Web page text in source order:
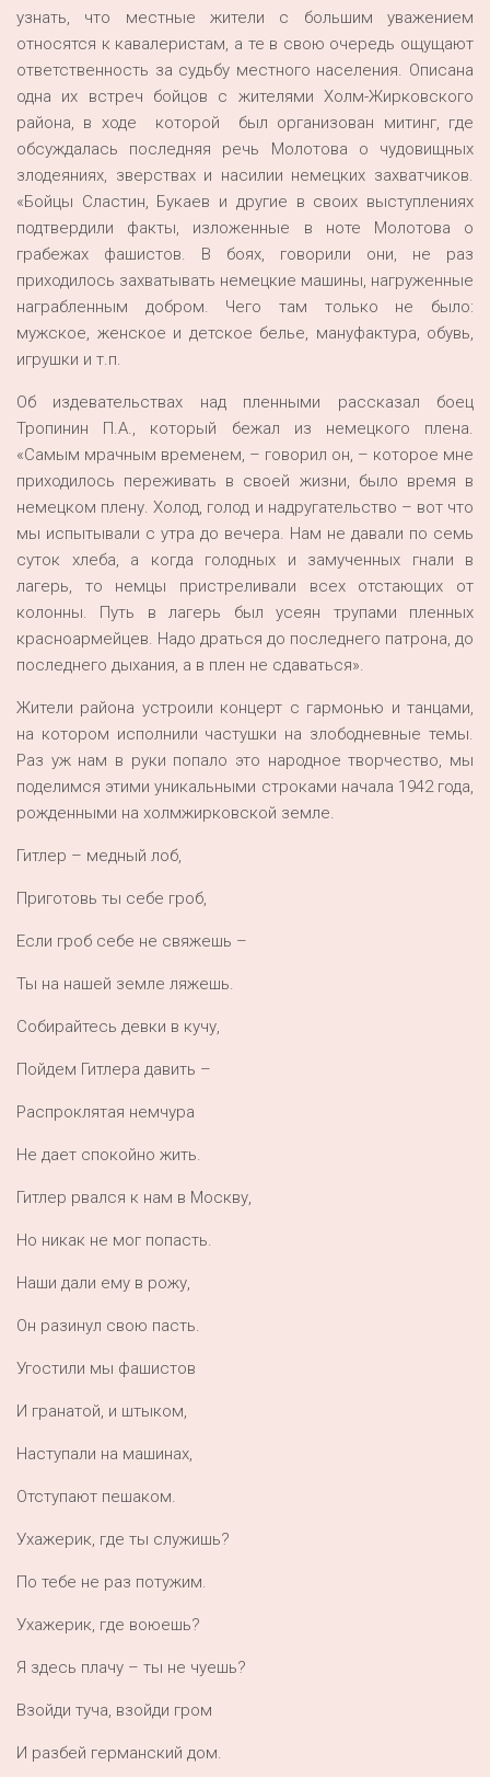
узнать, что местные жители с большим уважением
относятся к кавалеристам, а те в свою очередь ощущают
ответственность за судьбу местного населения. Описана
одна их встреч бойцов с жителями Холм-Жирковского
района, в ходе которой был организован митинг, где
обсуждалась последняя речь Молотова о чудовищных
злодеяниях, зверствах и насилии немецких захватчиков.
«Бойцы Сластин, Букаев и другие в своих выступлениях
подтвердили факты, изложенные в ноте Молотова о
грабежах фашистов. В боях, говорили они, не раз
приходилось захватывать немецкие машины, нагруженные
награбленным добром. Чего там только не было:
мужское, женское и детское белье, мануфактура, обувь,
игрушки и т.п.
Об издевательствах над пленными рассказал боец
Тропинин П.А., который бежал из немецкого плена.
«Самым мрачным временем, – говорил он, – которое мне
приходилось переживать в своей жизни, было время в
немецком плену. Холод, голод и надругательство – вот что
мы испытывали с утра до вечера. Нам не давали по семь
суток хлеба, а когда голодных и замученных гнали в
лагерь, то немцы пристреливали всех отстающих от
колонны. Путь в лагерь был усеян трупами пленных
красноармейцев. Надо драться до последнего патрона, до
последнего дыхания, а в плен не сдаваться».
Жители района устроили концерт с гармонью и танцами,
на котором исполнили частушки на злободневные темы.
Раз уж нам в руки попало это народное творчество, мы
поделимся этими уникальными строками начала 1942 года,
рожденными на холмжирковской земле.
Гитлер – медный лоб,
Приготовь ты себе гроб,
Если гроб себе не свяжешь –
Ты на нашей земле ляжешь.
Собирайтесь девки в кучу,
Пойдем Гитлера давить –
Распроклятая немчура
Не дает спокойно жить.
Гитлер рвался к нам в Москву,
Но никак не мог попасть.
Наши дали ему в рожу,
Он разинул свою пасть.
Угостили мы фашистов
И гранатой, и штыком,
Наступали на машинах,
Отступают пешаком.
Ухажерик, где ты служишь?
По тебе не раз потужим.
Ухажерик, где воюешь?
Я здесь плачу – ты не чуешь?
Взойди туча, взойди гром
И разбей германский дом.